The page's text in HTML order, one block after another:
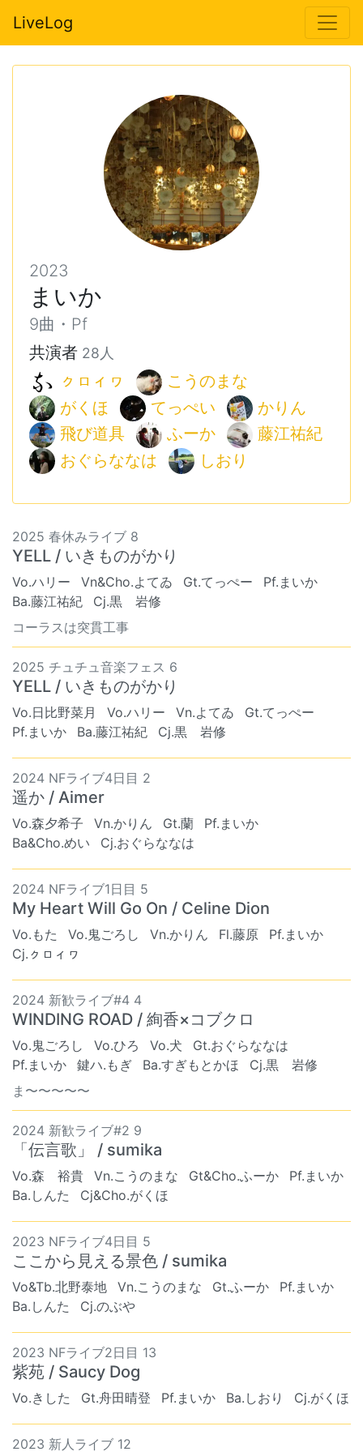
LiveLog
2023
まいか
9曲・Pf
共演者 28人
ㇰㇿィヮ
こうのまな
がくほ
てっぺい
かりん
飛び道具
ふーか
藤江祐紀
おぐらななは
しおり
2025 春休みライブ 8
YELL / いきものがかり
Vo.ハリー Vn&Cho.よてゐ Gt.てっぺー
Pf.まいか
Ba.藤江祐紀
Cj.黒 岩修
コーラスは突貫工事
2025 チュチュ音楽フェス 6
YELL / いきものがかり
Vo.日比野菜月 Vo.ハリー Vn.よてゐ
Gt.てっぺー
Pf.まいか
Ba.藤江祐紀 Cj.黒 岩修
2024 NFライブ4日目 2
遥か / Aimer
Vo.森夕希子 Vn.かりん Gt.蘭
Pf.まいか
Ba&Cho.めい
Cj.おぐらななは
2024 NFライブ1日目 5
My Heart Will Go On / Celine Dion
Vo.もた Vo.鬼ごろし Vn.かりん Fl.藤原
Pf.まいか
Cj.ㇰㇿィヮ
2024 新歓ライブ#4 4
WINDING ROAD / 絢香×コブクロ
Vo.鬼ごろし Vo.ひろ Vo.犬
Gt.おぐらななは
Pf.まいか
鍵ハ.もぎ Ba.すぎもとかほ
Cj.黒 岩修
ま〜〜〜〜〜
2024 新歓ライブ#2 9
「伝言歌」 / sumika
Vo.森 裕貴 Vn.こうのまな Gt&Cho.ふーか
Pf.まいか
Ba.しんた
Cj&Cho.がくほ
2023 NFライブ4日目 5
ここから見える景色 / sumika
Vo&Tb.北野泰地 Vn.こうのまな Gt.ふーか
Pf.まいか
Ba.しんた
Cj.のぶや
2023 NFライブ2日目 13
紫苑 / Saucy Dog
Vo.きした Gt.舟田晴登 Pf.まいか Ba.しおり Cj.がくほ
2023 新人ライブ 12